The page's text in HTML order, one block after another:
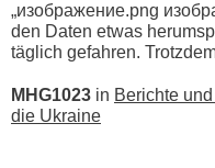
„изображение.png
den Daten etwas
täglich gefahren.
MHG1023 in Berichte
die Ukraine